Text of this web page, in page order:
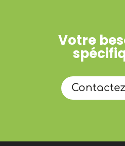
Votre